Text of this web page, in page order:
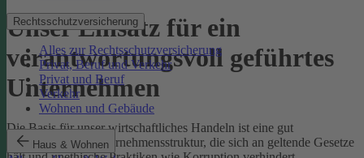
Rechtsschutzversicherung
Alles zur Rechtsschutzversicherung
Privat, Beruf und Verkehr
Privat und Beruf
Verkehr
Wohnen und Gebäude
Haus & Wohnen
Unser Einsatz für ein
verantwortungsvoll geführtes
Unternehmen
Die Basis für unser wirtschaftliches Handeln ist eine gut
funktionierende Unternehmensstruktur, die sich an geltende Gesetze